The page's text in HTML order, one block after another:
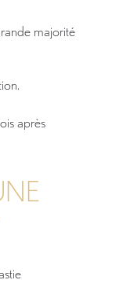
majorité
après